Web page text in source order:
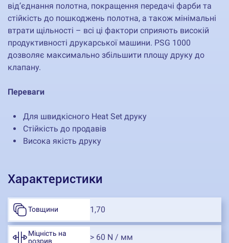
від’єднання полотна, покращення передачі фарби та
стійкість до пошкоджень полотна, а також мінімальні
втрати щільності – всі ці фактори сприяють високій
продуктивності друкарської машини. PSG 1000
дозволяє максимально збільшити площу друку до
клапану.
Переваги
Для швидкісного Heat Set друку
Стійкість до продавів
Висока якість друку
Характеристики
Товщини 1,70
Міцність на
розрив
> 60 N / мм